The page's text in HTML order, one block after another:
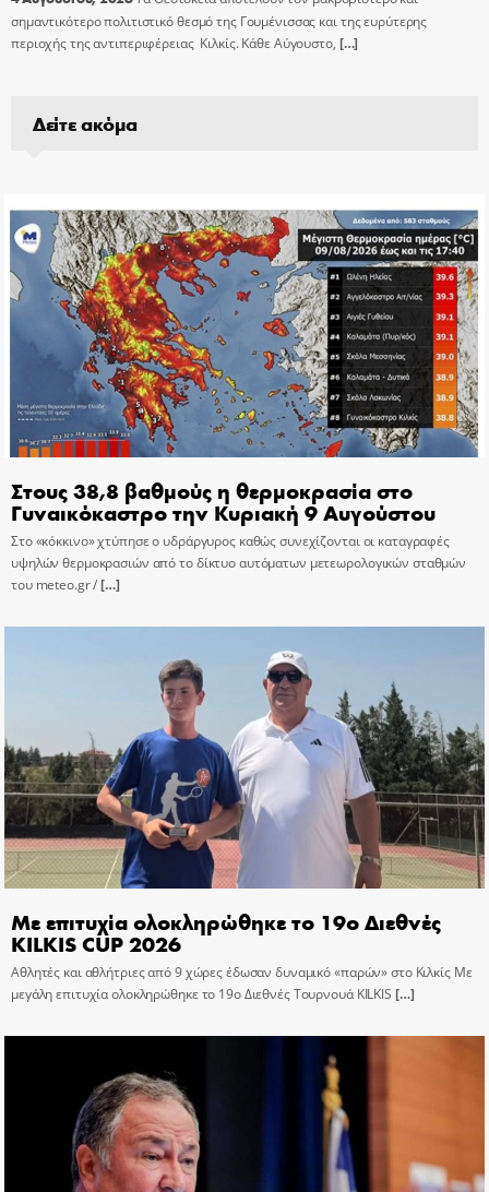
σημαντικότερο πολιτιστικό θεσμό της Γουμένισσας και της ευρύτερης
περιοχής της αντιπεριφέρειας Κιλκίς. Κάθε Αύγουστο, […]
Δείτε ακόμα
Στους 38,8 βαθμούς η θερμοκρασία στο
Γυναικόκαστρο την Κυριακή 9 Αυγούστου
Στο «κόκκινο» χτύπησε ο υδράργυρος καθώς συνεχίζονται οι καταγραφές
υψηλών θερμοκρασιών από το δίκτυο αυτόματων μετεωρολογικών σταθμών
του meteo.gr /[…]
Με επιτυχία ολοκληρώθηκε το 19ο Διεθνές
KILKIS CUP 2026
Αθλητές και αθλήτριες από 9 χώρες έδωσαν δυναμικό «παρών» στο Κιλκίς Με
μεγάλη επιτυχία ολοκληρώθηκε το 19ο Διεθνές Τουρνουά KILKIS […]